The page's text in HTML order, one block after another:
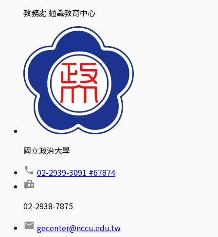
教務處 通識教育中心
國立政治大學
02-2939-3091 #67874
02-2938-7875
gecenter@nccu.edu.tw